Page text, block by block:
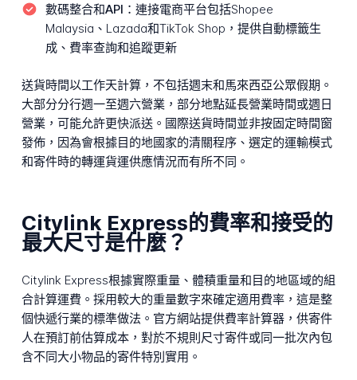
數碼整合和API： 連接電商平台包括Shopee
Malaysia、Lazada和TikTok Shop，提供自動標籤生
成、費率查詢和追蹤更新
送貨時間以工作天計算，不包括週末和馬來西亞公眾假期。
大部分分行週一至週六營業，部分地點延長營業時間或週日
營業，可能允許更快派送。國際送貨時間並非按固定時間窗
發佈，因為會根據目的地國家的清關程序、選定的運輸模式
和寄件時的轉運貨運供應情況而有所不同。
Citylink Express的費率和接受的
最大尺寸是什麼？
Citylink Express根據實際重量、體積重量和目的地區域的組
合計算運費。採用較大的重量數字來確定適用費率，這是整
個快遞行業的標準做法。官方網站提供費率計算器，供寄件
人在預訂前估算成本，對於不規則尺寸寄件或同一批次內包
含不同大小物品的寄件特別實用。